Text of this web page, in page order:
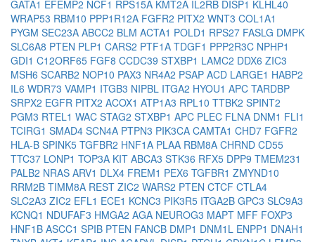
GATA1 EFEMP2 NCF1 RPS15A KMT2A IL2RB DISP1 KLHL40
WRAP53 RBM10 PPP1R12A FGFR2 PITX2 WNT3 COL1A1
PYGM SEC23A ABCC2 BLM ACTA1 POLD1 RPS27 FASLG DMPK
SLC6A8 PTEN PLP1 CARS2 PTF1A TDGF1 PPP2R3C NPHP1
GDI1 C12ORF65 FGF8 CCDC39 STXBP1 LAMC2 DDX6 ZIC3
MSH6 SCARB2 NOP10 PAX3 NR4A2 PSAP ACD LARGE1 HABP2
IL6 WDR73 VAMP1 ITGB3 NIPBL ITGA2 HYOU1 APC TARDBP
SRPX2 EGFR PITX2 ACOX1 ATP1A3 RPL10 TTBK2 SPINT2
PGM3 RTEL1 WAC STAG2 STXBP1 APC PLEC FLNA DNM1 FLI1
TCIRG1 SMAD4 SCN4A PTPN3 PIK3CA CAMTA1 CHD7 FGFR2
HLA-B SPINK5 TGFBR2 HNF1A PLAA RBM8A CHRND CD55
TTC37 LONP1 TOP3A KIT ABCA3 STK36 RFX5 DPP9 TMEM231
PALB2 NRAS ARV1 DLX4 FREM1 PEX6 TGFBR1 ZMYND10
RRM2B TIMM8A REST ZIC2 WARS2 PTEN CTCF CTLA4
SLC2A3 ZIC2 EFL1 ECE1 KCNC3 PIK3R5 ITGA2B GPC3 SLC9A3
KCNQ1 NDUFAF3 HMGA2 AGA NEUROG3 MAPT MFF FOXP3
HNF1B ASCC1 SPIB PTEN FANCB DMP1 DNM1L ENPP1 DNAH1